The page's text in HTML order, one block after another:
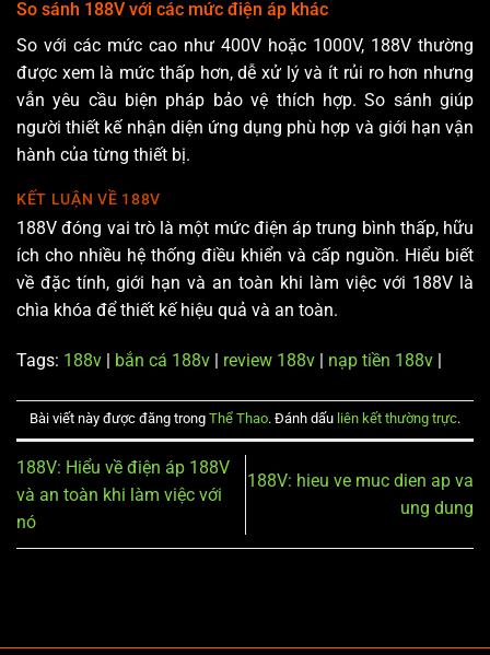
So sánh 188V với các mức điện áp khác
So với các mức cao như 400V hoặc 1000V, 188V thường
được xem là mức thấp hơn, dễ xử lý và ít rủi ro hơn nhưng
vẫn yêu cầu biện pháp bảo vệ thích hợp. So sánh giúp
người thiết kế nhận diện ứng dụng phù hợp và giới hạn vận
hành của từng thiết bị.
KẾT LUẬN VỀ 188V
188V đóng vai trò là một mức điện áp trung bình thấp, hữu
ích cho nhiều hệ thống điều khiển và cấp nguồn. Hiểu biết
về đặc tính, giới hạn và an toàn khi làm việc với 188V là
chìa khóa để thiết kế hiệu quả và an toàn.
Tags: 188v | bắn cá 188v | review 188v | nạp tiền 188v |
Bài viết này được đăng trong Thể Thao. Đánh dấu liên kết thường trực.
188V: Hiểu về điện áp 188V
và an toàn khi làm việc với
nó
188V: hieu ve muc dien ap va
ung dung